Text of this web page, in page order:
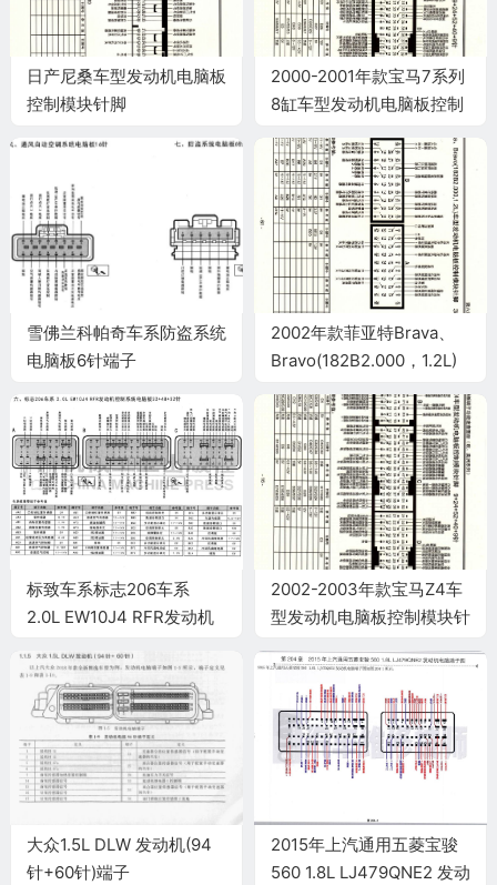
日产尼桑车型发动机电脑板
控制模块针脚
2000-2001年款宝马7系列
8缸车型发动机电脑板控制
针 端子图
雪佛兰科帕奇车系防盗系统
电脑板6针端子
2002年款菲亚特Brava、
Bravo(182B2.000，1.2L)
针脚38+38针 端子图
标致车系标志206车系
2.0L EW10J4 RFR发动机
32+48+32针端子
2002-2003年款宝马Z4车
型发动机电脑板控制模块针
图
大众1.5L DLW 发动机(94
针+60针)端子
2015年上汽通用五菱宝骏
560 1.8L LJ479QNE2 发动